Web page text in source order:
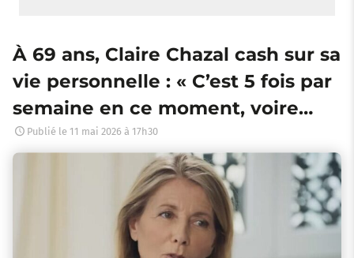
À 69 ans, Claire Chazal cash sur sa
vie personnelle : « C’est 5 fois par
semaine en ce moment, voire…
Publié le 11 mai 2026 à 17h30